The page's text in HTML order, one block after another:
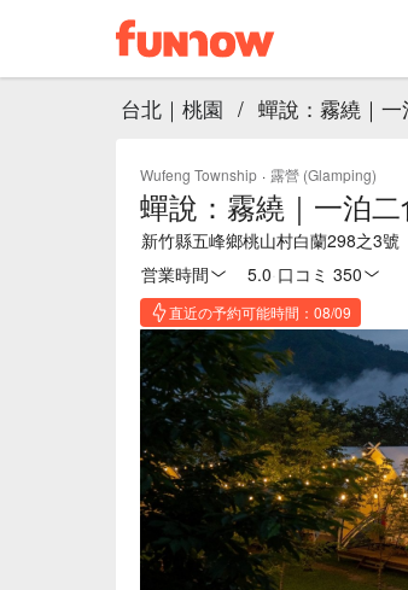
台北｜桃園 / 蟬說：霧繞｜
Wufeng Township · 露營 (Glamping)
蟬說：霧繞｜一泊
新竹縣五峰鄉桃山村白蘭298之3號
営業時間
5.0 口コミ 350
直近の予約可能時間：08/09